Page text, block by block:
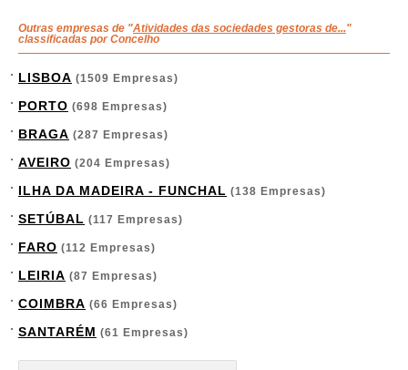
Outras empresas de "Atividades das sociedades gestoras de..."
classificadas por Concelho
LISBOA (1509 Empresas)
PORTO (698 Empresas)
BRAGA (287 Empresas)
AVEIRO (204 Empresas)
ILHA DA MADEIRA - FUNCHAL (138 Empresas)
SETÚBAL (117 Empresas)
FARO (112 Empresas)
LEIRIA (87 Empresas)
COIMBRA (66 Empresas)
SANTARÉM (61 Empresas)